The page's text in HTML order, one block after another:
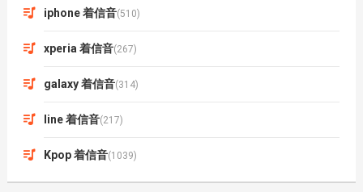
iphone 着信音(510)
xperia 着信音(267)
galaxy 着信音(314)
line 着信音(217)
Kpop 着信音(1039)